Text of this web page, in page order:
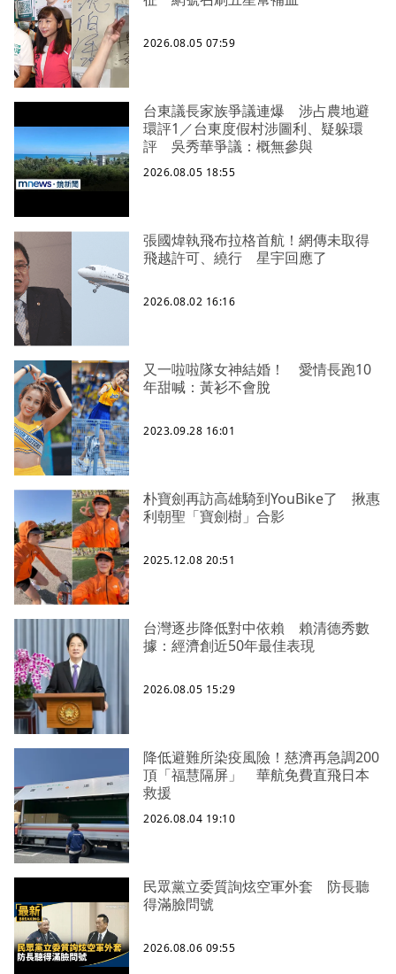
2026.08.05 07:59
台東議長家族爭議連爆 涉占農地避
環評1／台東度假村涉圖利、疑躲環
評 吳秀華爭議：概無參與
2026.08.05 18:55
張國煒執飛布拉格首航！網傳未取得
飛越許可、繞行 星宇回應了
2026.08.02 16:16
又一啦啦隊女神結婚！ 愛情長跑10
年甜喊：黃衫不會脫
2023.09.28 16:01
朴寶劍再訪高雄騎到YouBike了 揪惠
利朝聖「寶劍樹」合影
2025.12.08 20:51
台灣逐步降低對中依賴 賴清德秀數
據：經濟創近50年最佳表現
2026.08.05 15:29
降低避難所染疫風險！慈濟再急調200
頂「福慧隔屏」 華航免費直飛日本
救援
2026.08.04 19:10
民眾黨立委質詢炫空軍外套 防長聽
得滿臉問號
2026.08.06 09:55